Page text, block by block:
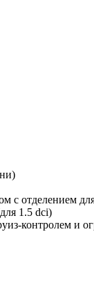
с отделением
1.5 dci)
контролем и